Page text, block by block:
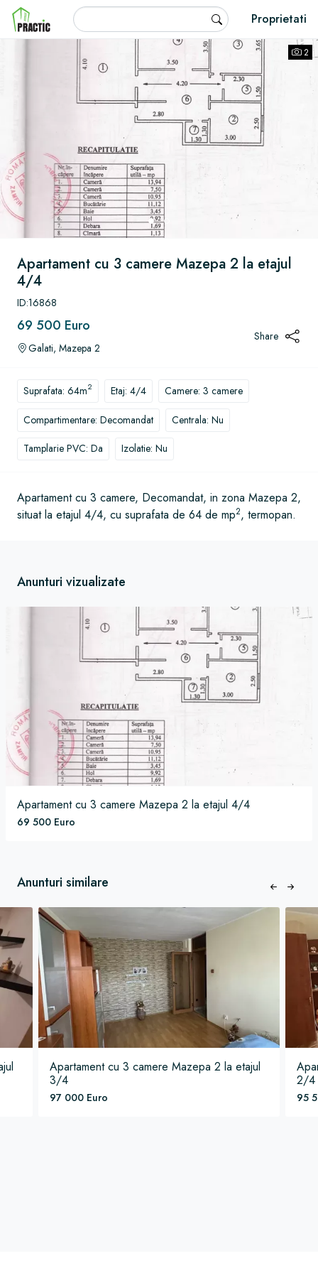
Skip to main content
Practic Imobiliare
Proprietati
Fulltext search
1
2
Apartament cu 3 camere Mazepa 2 la etajul
4/4
ID:16868
69 500 Euro
Galati, Mazepa 2
Share
Suprafata: 64m2 Etaj: 4/4 Camere: 3 camere
Compartimentare: Decomandat Centrala: Nu
Tamplarie PVC: Da Izolatie: Nu
Apartament cu 3 camere, Decomandat, in zona Mazepa 2,
situat la etajul 4/4, cu suprafata de 64 de mp2, termopan.
Anunturi vizualizate
Apartamentcu 3 camere Mazepa 2 la etajul 4/4
69 500 Euro
Anunturi similare
Apartamentcu 3 camere Mazepa 2 la etajul
3/4
97 000 Euro
2/4
95